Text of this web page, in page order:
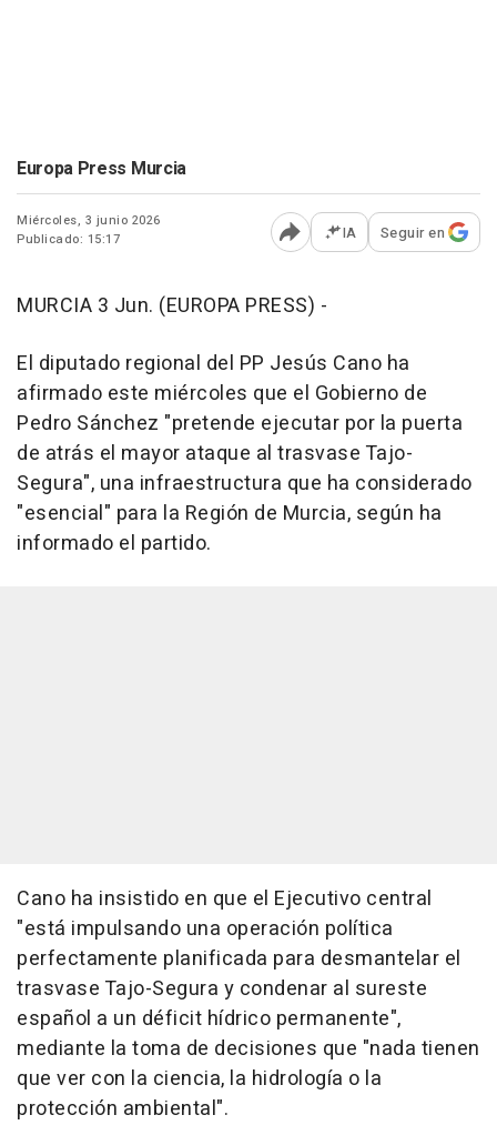
Europa Press Murcia
Miércoles, 3 junio 2026
Publicado: 15:17
Abrir opciones para
IA Seguir en
MURCIA 3 Jun. (EUROPA PRESS) -
El diputado regional del PP Jesús Cano ha
afirmado este miércoles que el Gobierno de
Pedro Sánchez "pretende ejecutar por la puerta
de atrás el mayor ataque al trasvase Tajo-
Segura", una infraestructura que ha considerado
"esencial" para la Región de Murcia, según ha
informado el partido.
Cano ha insistido en que el Ejecutivo central
"está impulsando una operación política
perfectamente planificada para desmantelar el
trasvase Tajo-Segura y condenar al sureste
español a un déficit hídrico permanente",
mediante la toma de decisiones que "nada tienen
que ver con la ciencia, la hidrología o la
protección ambiental".